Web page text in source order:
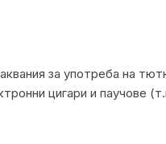
за употреба на
цигари и паучове